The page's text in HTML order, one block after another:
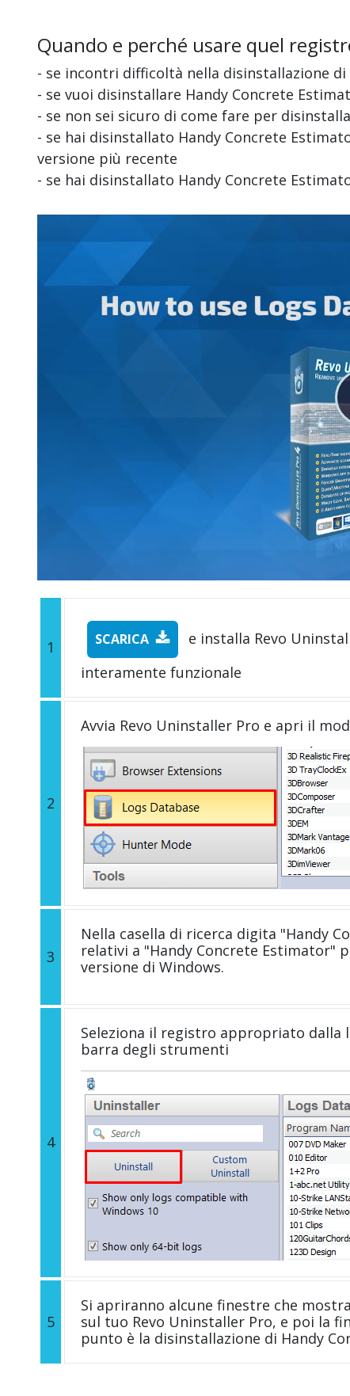
Quando e perché usare quel
- se incontri difficoltà nella disinstallazione
- se vuoi disinstallare Handy Concrete
- se non sei sicuro di come fare per
- se hai disinstallato Handy Concrete
versione più recente
- se hai disinstallato Handy Concrete
1 SCARICA
e installa Revo
interamente funzionale
2
Avvia Revo Uninstaller Pro e apri il
3
Nella casella di ricerca digita "Handy
relativi a "Handy Concrete Estimator"
versione di Windows.
4
Seleziona il registro appropriato dalla
barra degli strumenti
5
Si apriranno alcune finestre che
sul tuo Revo Uninstaller Pro, e poi la
punto è la disinstallazione di Handy